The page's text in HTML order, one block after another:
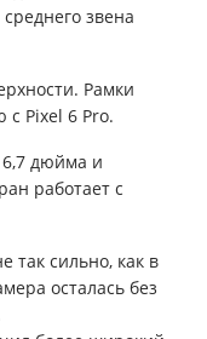
звена
Рамки
с Pixel 6 Pro.
6,7 дюйма и
работает с
так сильно, как в
осталась без